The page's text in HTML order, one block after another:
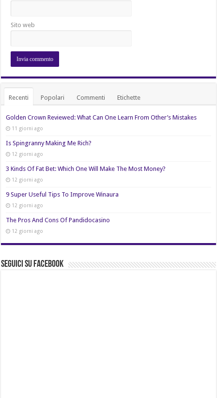
Sito web
Recenti Popolari Commenti Etichette
Golden Crown Reviewed: What Can One Learn From Other’s Mistakes
11 giorni ago
Is Spingranny Making Me Rich?
12 giorni ago
3 Kinds Of Fat Bet: Which One Will Make The Most Money?
12 giorni ago
9 Super Useful Tips To Improve Winaura
12 giorni ago
The Pros And Cons Of Pandidocasino
12 giorni ago
Seguici su Facebook